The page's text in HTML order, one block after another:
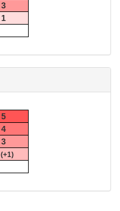
3
1
5
4
3
(+1)